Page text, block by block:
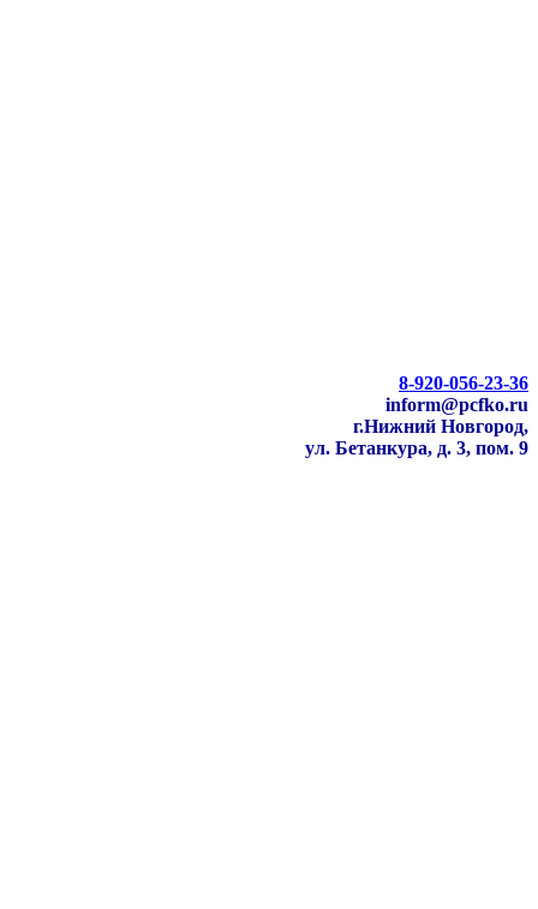
8-920-056-23-36
inform@pcfko.ru
г.Нижний Новгород,
ул. Бетанкура, д. 3, пом. 9